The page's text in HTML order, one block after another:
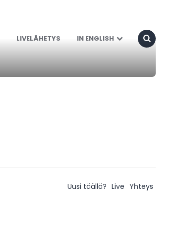
LIVELÄHETYS IN ENGLISH
Uusi täällä? Live Yhteys